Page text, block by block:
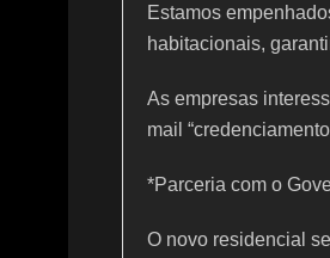
Estamos
habitacionais,
As empresas
mail
*Parceria com o
O novo residencial